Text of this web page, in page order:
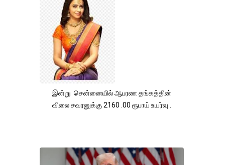
இன்று சென்னையில் ஆபரண தங்கத்தின்
விலை சவரனுக்கு 2160 .00 ரூபாய் உயர்வு .